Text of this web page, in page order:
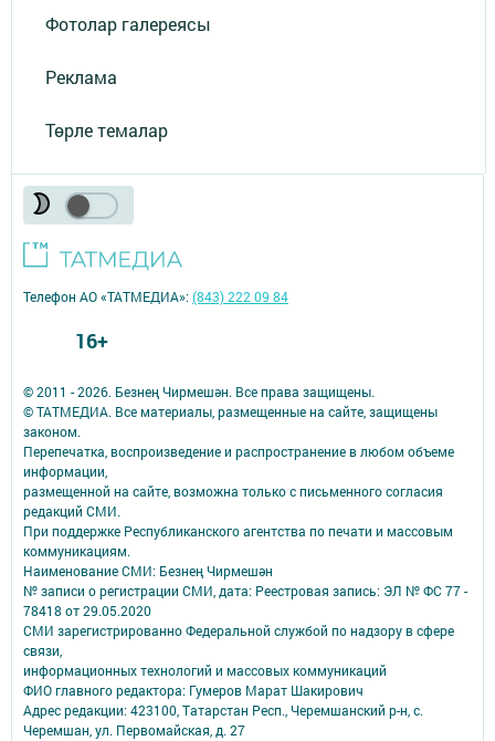
Фотолар галереясы
Реклама
Төрле темалар
© 2011 - 2026. Безнең Чирмешән. Все права защищены.
© ТАТМЕДИА. Все материалы, размещенные на сайте, защищены
законом.
Перепечатка, воспроизведение и распространение в любом объеме
информации,
размещенной на сайте, возможна только с письменного согласия
редакций СМИ.
При поддержке Республиканского агентства по печати и массовым
коммуникациям.
Наименование СМИ: Безнең Чирмешән
№ записи о регистрации СМИ, дата: Реестровая запись: ЭЛ № ФС 77 -
78418 от 29.05.2020
СМИ зарегистрированно Федеральной службой по надзору в сфере
связи,
информационных технологий и массовых коммуникаций
ФИО главного редактора: Гумеров Марат Шакирович
Адрес редакции: 423100, Татарстан Респ., Черемшанский р-н, с.
Черемшан, ул. Первомайская, д. 27
Телефон АО «ТАТМЕДИА»:(843) 222 09 84
16+